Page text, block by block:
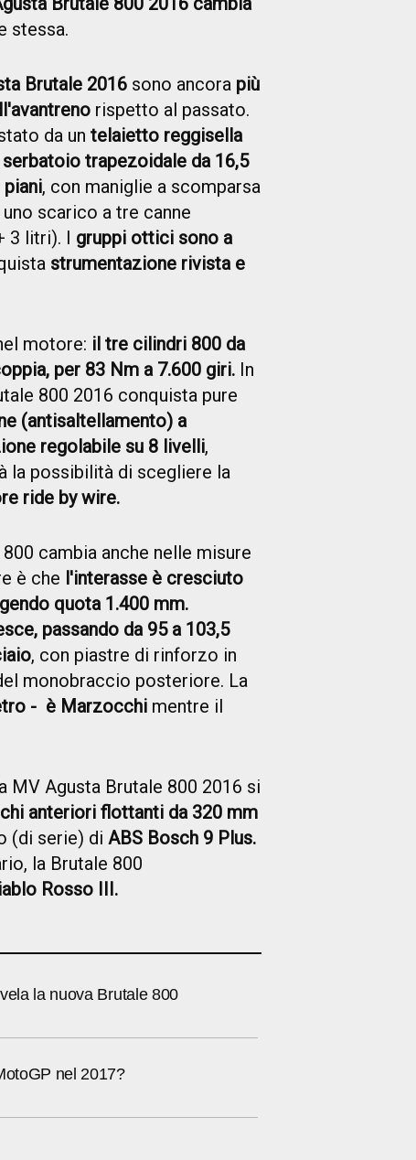
stessa.
Brutale 2016 sono ancora più
rispetto al passato.
da un telaietto reggisella
serbatoio trapezoidale da 16,5
piani, con maniglie a scomparsa
scarico a tre canne
3 litri). I gruppi ottici sono a
strumentazione rivista e
motore: il tre cilindri 800 da
per 83 Nm a 7.600 giri. In
800 2016 conquista pure
(antisaltellamento) a
regolabile su 8 livelli,
la possibilità di scegliere la
ride by wire.
cambia anche nelle misure
è che l'interasse è cresciuto
quota 1.400 mm.
passando da 95 a 103,5
, con piastre di rinforzo in
monobraccio posteriore. La
- è Marzocchi mentre il
MV Agusta Brutale 800 2016 si
anteriori flottanti da 320 mm
(di serie) di ABS Bosch 9 Plus.
la Brutale 800
Rosso III.
la nuova Brutale 800
nel 2017?